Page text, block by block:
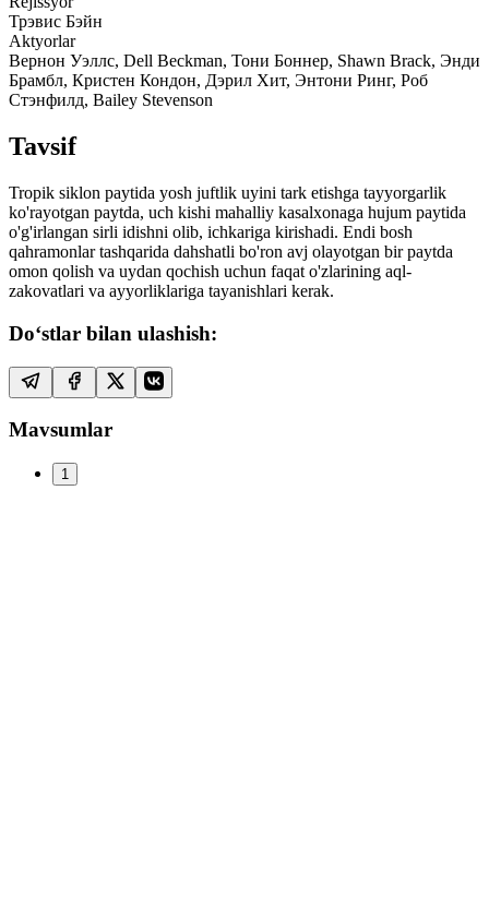
Трэвис Бэйн
Aktyorlar
Вернон Уэллс, Dell Beckman, Тони Боннер, Shawn Brack, Энди
Брамбл, Кристен Кондон, Дэрил Хит, Энтони Ринг, Роб
Стэнфилд, Bailey Stevenson
Tavsif
Tropik siklon paytida yosh juftlik uyini tark etishga tayyorgarlik
ko'rayotgan paytda, uch kishi mahalliy kasalxonaga hujum paytida
o'g'irlangan sirli idishni olib, ichkariga kirishadi. Endi bosh
qahramonlar tashqarida dahshatli bo'ron avj olayotgan bir paytda
omon qolish va uydan qochish uchun faqat o'zlarining aql-
zakovatlari va ayyorliklariga tayanishlari kerak.
Do‘stlar bilan ulashish:
Mavsumlar
1